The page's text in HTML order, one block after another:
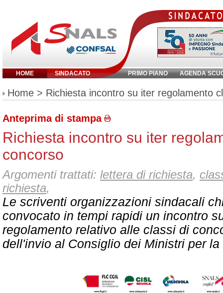
HOME SINDACATO PRIMO PIANO AGENDA
Inserisci parola chiave:
Home > Richiesta incontro su iter regolamento
Anteprima di stampa
Richiesta incontro su iter
concorso
Argomenti trattati: lettera di richiesta,
richiesta,
Le scriventi organizzazioni sindacali
convocato in tempi rapidi un incontro
regolamento relativo alle classi di
dell'invio al Consiglio dei Ministri per